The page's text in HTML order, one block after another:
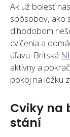
Ak už bolesť
spôsobov, ako
dlhodobom
cvičenia a
úľavu. Britská
aktívny a
pokoj na lôžku
Cviky na
stání